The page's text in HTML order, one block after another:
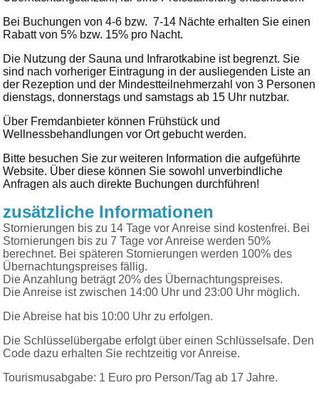
Bei Buchungen von 4-6 bzw. 7-14 Nächte erhalten Sie einen
Rabatt von 5% bzw. 15% pro Nacht.
Die Nutzung der Sauna und Infrarotkabine ist begrenzt. Sie
sind nach vorheriger Eintragung in der ausliegenden Liste an
der Rezeption und der Mindestteilnehmerzahl von 3 Personen
dienstags, donnerstags und samstags ab 15 Uhr nutzbar.
Über Fremdanbieter können Frühstück und
Wellnessbehandlungen vor Ort gebucht werden.
Bitte besuchen Sie zur weiteren Information die aufgeführte
Website. Über diese können Sie sowohl unverbindliche
Anfragen als auch direkte Buchungen durchführen!
zusätzliche Informationen
Stornierungen bis zu 14 Tage vor Anreise sind kostenfrei. Bei
Stornierungen bis zu 7 Tage vor Anreise werden 50%
berechnet. Bei späteren Stornierungen werden 100% des
Übernachtungspreises fällig.
Die Anzahlung beträgt 20% des Übernachtungspreises.
Die Anreise ist zwischen 14:00 Uhr und 23:00 Uhr möglich.
Die Abreise hat bis 10:00 Uhr zu erfolgen.
Die Schlüsselübergabe erfolgt über einen Schlüsselsafe. Den
Code dazu erhalten Sie rechtzeitig vor Anreise.
Tourismusabgabe: 1 Euro pro Person/Tag ab 17 Jahre.